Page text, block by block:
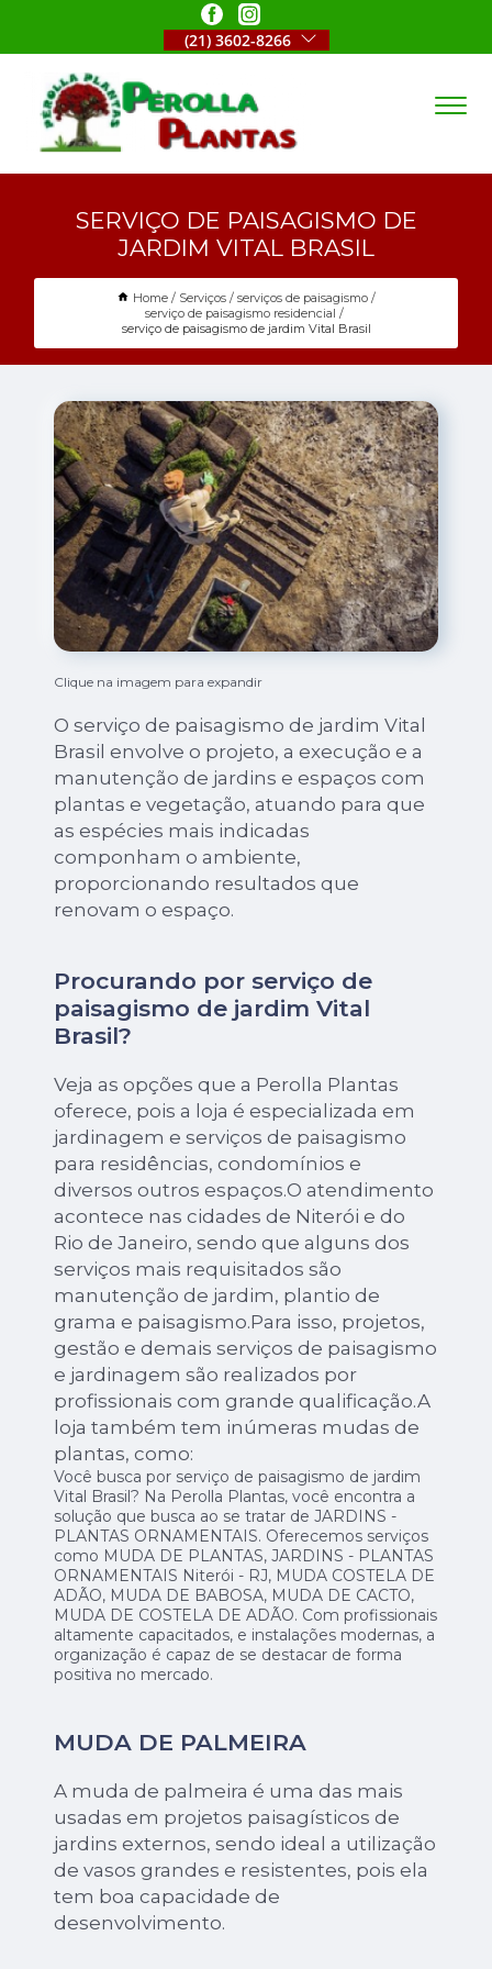
(21) 3602-8266
SERVIÇO DE PAISAGISMO DE
JARDIM VITAL BRASIL
Home Serviços
serviços de paisagismo
serviço de paisagismo residencial
serviço de paisagismo de jardim Vital Brasil
Clique na imagem para expandir
O serviço de paisagismo de jardim Vital
Brasil envolve o projeto, a execução e a
manutenção de jardins e espaços com
plantas e vegetação, atuando para que
as espécies mais indicadas
componham o ambiente,
proporcionando resultados que
renovam o espaço.
Procurando por serviço de
paisagismo de jardim Vital
Brasil?
Veja as opções que a Perolla Plantas
oferece, pois a loja é especializada em
jardinagem e serviços de paisagismo
para residências, condomínios e
diversos outros espaços.O atendimento
acontece nas cidades de Niterói e do
Rio de Janeiro, sendo que alguns dos
serviços mais requisitados são
manutenção de jardim, plantio de
grama e paisagismo.Para isso, projetos,
gestão e demais serviços de paisagismo
e jardinagem são realizados por
profissionais com grande qualificação.A
loja também tem inúmeras mudas de
plantas, como:
Você busca por serviço de paisagismo de jardim
Vital Brasil? Na Perolla Plantas, você encontra a
solução que busca ao se tratar de JARDINS -
PLANTAS ORNAMENTAIS. Oferecemos serviços
como MUDA DE PLANTAS, JARDINS - PLANTAS
ORNAMENTAIS Niterói - RJ, MUDA COSTELA DE
ADÃO, MUDA DE BABOSA, MUDA DE CACTO,
MUDA DE COSTELA DE ADÃO. Com profissionais
altamente capacitados, e instalações modernas, a
organização é capaz de se destacar de forma
positiva no mercado.
MUDA DE PALMEIRA
A muda de palmeira é uma das mais
usadas em projetos paisagísticos de
jardins externos, sendo ideal a utilização
de vasos grandes e resistentes, pois ela
tem boa capacidade de
desenvolvimento.